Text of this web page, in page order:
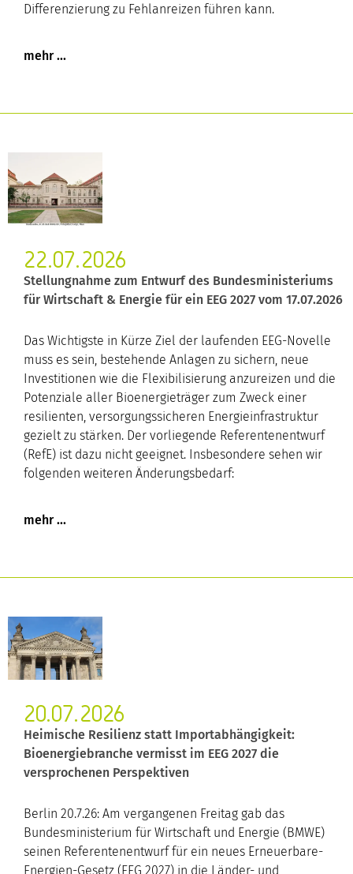
Differenzierung zu Fehlanreizen führen kann.
22.07.2026
Stellungnahme zum Entwurf des Bundesministeriums
für Wirtschaft & Energie für ein EEG 2027 vom 17.07.2026
Das Wichtigste in Kürze Ziel der laufenden EEG-Novelle
muss es sein, bestehende Anlagen zu sichern, neue
Investitionen wie die Flexibilisierung anzureizen und die
Potenziale aller Bioenergieträger zum Zweck einer
resilienten, versorgungssicheren Energieinfrastruktur
gezielt zu stärken. Der vorliegende Referentenentwurf
(RefE) ist dazu nicht geeignet. Insbesondere sehen wir
folgenden weiteren Änderungsbedarf:
20.07.2026
Heimische Resilienz statt Importabhängigkeit:
Bioenergiebranche vermisst im EEG 2027 die
versprochenen Perspektiven
Berlin 20.7.26: Am vergangenen Freitag gab das
Bundesministerium für Wirtschaft und Energie (BMWE)
seinen Referentenentwurf für ein neues Erneuerbare-
Energien-Gesetz (EEG 2027) in die Länder- und